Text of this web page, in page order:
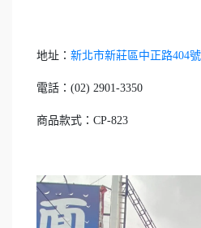
地址： 新北市新莊區中正路404號
電話：(02) 2901-3350
商品款式：CP-823